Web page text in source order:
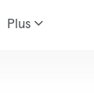
Plus